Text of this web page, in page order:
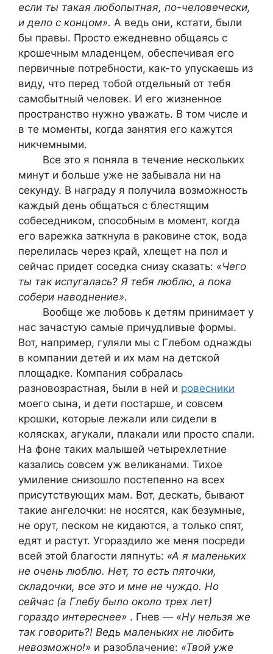
если ты такая любопытная, по-человечески,
и дело с концом». А ведь они, кстати, были
бы правы. Просто ежедневно общаясь с
крошечным младенцем, обеспечивая его
первичные потребности, как-то упускаешь из
виду, что перед тобой отдельный от тебя
самобытный человек. И его жизненное
пространство нужно уважать. В том числе и
в те моменты, когда занятия его кажутся
никчемными.
Все это я поняла в течение нескольких
минут и больше уже не забывала ни на
секунду. В награду я получила возможность
каждый день общаться с блестящим
собеседником, способным в момент, когда
его варежка заткнула в раковине сток, вода
перелилась через край, хлещет на пол и
сейчас придет соседка снизу сказать: «Чего
ты так испугалась? Я тебя люблю, а пока
собери наводнение».
Вообще же любовь к детям принимает у
нас зачастую самые причудливые формы.
Вот, например, гуляли мы с Глебом однажды
в компании детей и их мам на детской
площадке. Компания собралась
разновозрастная, были в ней и ровесники
моего сына, и дети постарше, и совсем
крошки, которые лежали или сидели в
колясках, агукали, плакали или просто спали.
На фоне таких малышей четырехлетние
казались совсем уж великанами. Тихое
умиление снизошло постепенно на всех
присутствующих мам. Вот, дескать, бывают
такие ангелочки: не носятся, как безумные,
не орут, песком не кидаются, а только спят,
едят и растут. Угораздило же меня посреди
всей этой благости ляпнуть: «А я маленьких
не очень люблю. Нет, то есть пяточки,
складочки, все это и мне не чуждо. Но
сейчас (а Глебу было около трех лет)
гораздо интереснее» . Гнев — «Ну нельзя же
так говорить?! Ведь маленьких не любить
невозможно!» и разоблачение: «Твой уже